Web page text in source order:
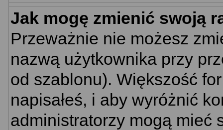
Jak mogę zmienić swoją
Przeważnie nie możesz
nazwą użytkownika przy
od szablonu). Większość
napisałeś, i aby wyróżnić
administratorzy mogą mieć